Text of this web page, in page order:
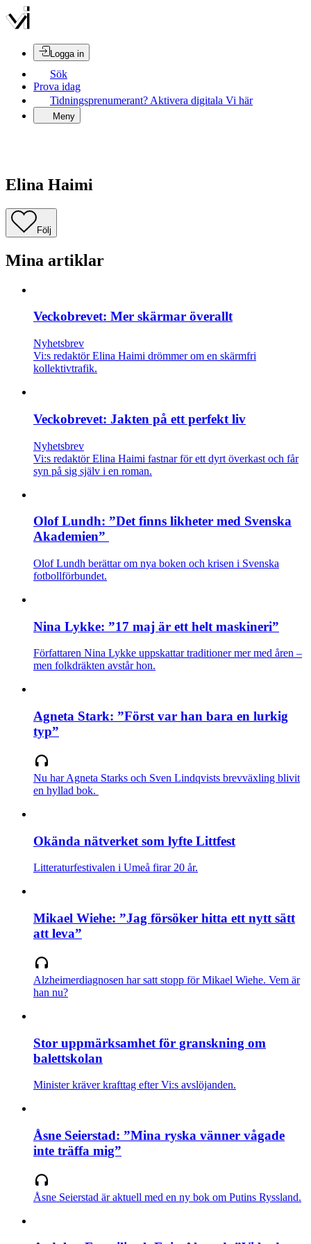
Logga in
Sök
Prova idag
Tidningsprenumerant? Aktivera digitala Vi här
Meny
Elina Haimi
Följ
Mina artiklar
Veckobrevet: Mer skärmar överallt
Nyhetsbrev
Vi:s redaktör Elina Haimi drömmer om en skärmfri
kollektivtrafik.
Veckobrevet: Jakten på ett perfekt liv
Nyhetsbrev
Vi:s redaktör Elina Haimi fastnar för ett dyrt överkast och får
syn på sig själv i en roman.
Olof Lundh: ”Det finns likheter med Svenska
Akademien”
Olof Lundh berättar om nya boken och krisen i Svenska
fotbollförbundet.
Nina Lykke: ”17 maj är ett helt maskineri”
Författaren Nina Lykke uppskattar traditioner mer med åren –
men folkdräkten avstår hon.
Agneta Stark: ”Först var han bara en lurkig
typ”
Nu har Agneta Starks och Sven Lindqvists brevväxling blivit
en hyllad bok.
Okända nätverket som lyfte Littfest
Litteraturfestivalen i Umeå firar 20 år.
Mikael Wiehe: ”Jag försöker hitta ett nytt sätt
att leva”
Alzheimerdiagnosen har satt stopp för Mikael Wiehe. Vem är
han nu?
Stor uppmärksamhet för granskning om
balettskolan
Minister kräver krafttag efter Vi:s avslöjanden.
Åsne Seierstad: ”Mina ryska vänner vågade
inte träffa mig”
Åsne Seierstad är aktuell med en ny bok om Putins Ryssland.